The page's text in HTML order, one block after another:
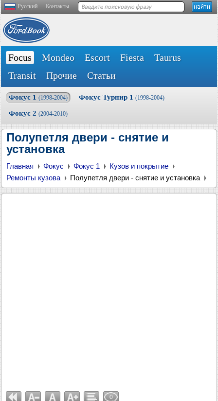
Русский Контакты
Focus Mondeo Escort Fiesta
Taurus
Transit
Прочие Статьи
Фокус 1 (1998-2004) Фокус Турнир 1 (1998-2004)
Фокус 2 (2004-2010)
Полупетля двери - снятие и
установка
Главная Фокус Фокус 1
Кузов и покрытие
Ремонты кузова
Полупетля двери - снятие и установка
0